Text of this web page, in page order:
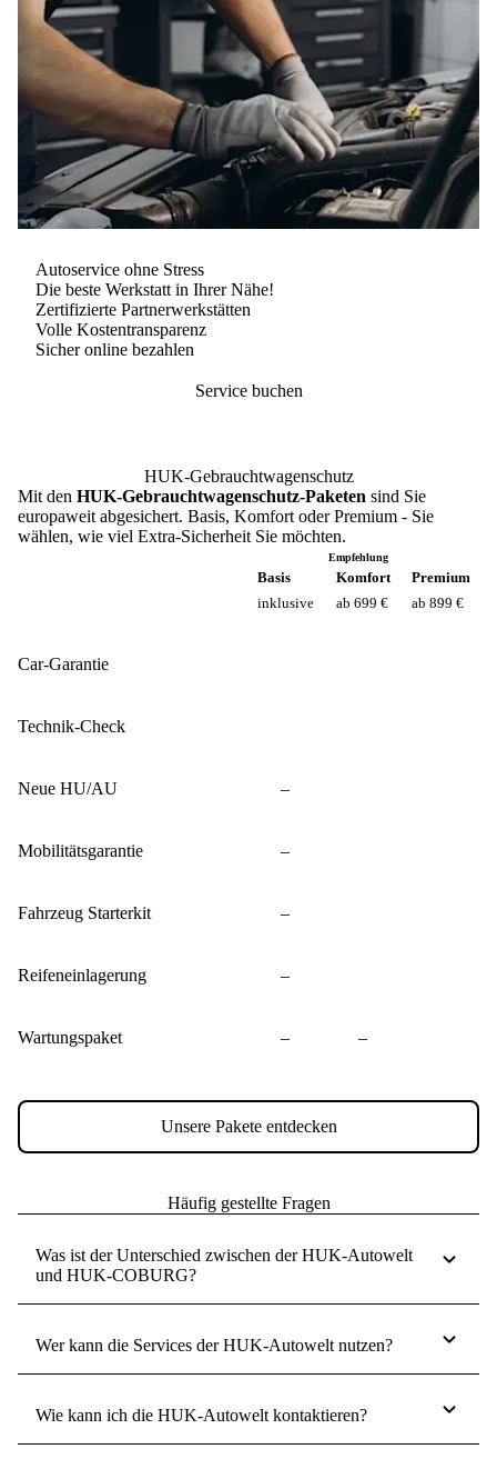
Autoservice ohne Stress
Die beste Werkstatt in Ihrer Nähe!
Zertifizierte Partnerwerkstätten
Volle Kostentransparenz
Sicher online bezahlen
Service buchen
HUK-Gebrauchtwagenschutz
Mit den HUK-Gebrauchtwagenschutz-Paketen sind Sie
europaweit abgesichert. Basis, Komfort oder Premium - Sie
wählen, wie viel Extra-Sicherheit Sie möchten.
Basis
inklusive
Empfehlung
Komfort
ab 699 €
Premium
ab 899 €
Car-Garantie
Technik-Check
Neue HU/AU –
Mobilitätsgarantie –
Fahrzeug Starterkit –
Reifeneinlagerung –
Wartungspaket – –
Unsere Pakete entdecken
Häufig gestellte Fragen
Was ist der Unterschied zwischen der HUK-Autowelt
und HUK-COBURG?
Wer kann die Services der HUK-Autowelt nutzen?
Wie kann ich die HUK-Autowelt kontaktieren?